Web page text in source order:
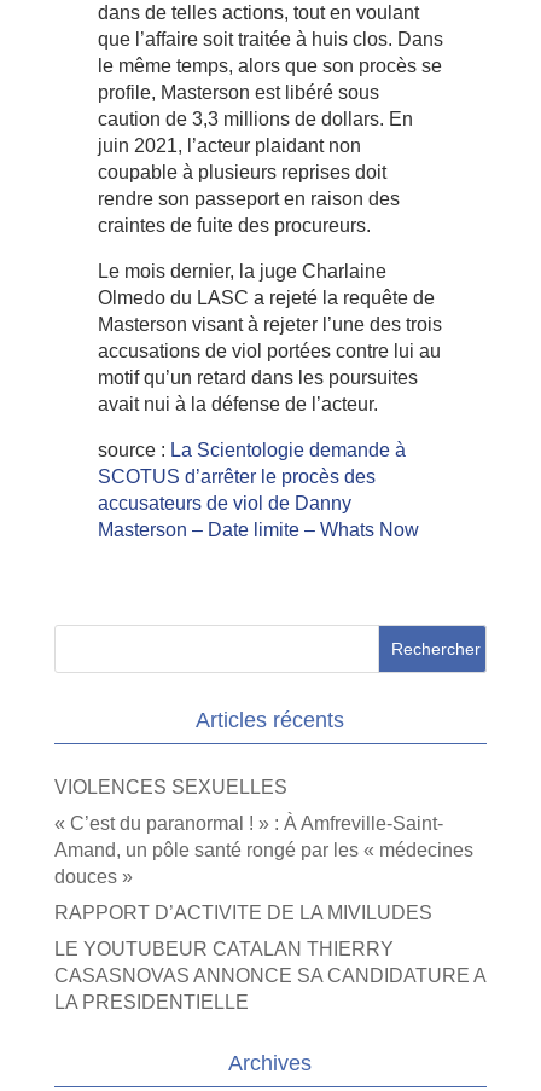
dans de telles actions, tout en voulant
que l’affaire soit traitée à huis clos. Dans
le même temps, alors que son procès se
profile, Masterson est libéré sous
caution de 3,3 millions de dollars. En
juin 2021, l’acteur plaidant non
coupable à plusieurs reprises doit
rendre son passeport en raison des
craintes de fuite des procureurs.
Le mois dernier, la juge Charlaine
Olmedo du LASC a rejeté la requête de
Masterson visant à rejeter l’une des trois
accusations de viol portées contre lui au
motif qu’un retard dans les poursuites
avait nui à la défense de l’acteur.
source : La Scientologie demande à
SCOTUS d’arrêter le procès des
accusateurs de viol de Danny
Masterson – Date limite – Whats Now
Articles récents
VIOLENCES SEXUELLES
« C’est du paranormal ! » : À Amfreville-Saint-
Amand, un pôle santé rongé par les « médecines
douces »
RAPPORT D’ACTIVITE DE LA MIVILUDES
LE YOUTUBEUR CATALAN THIERRY
CASASNOVAS ANNONCE SA CANDIDATURE A
LA PRESIDENTIELLE
Archives